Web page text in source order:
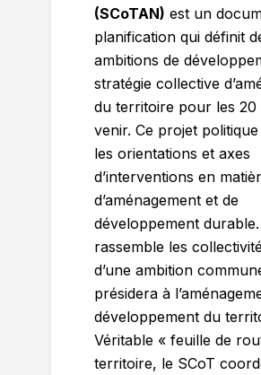
(SCoTAN) est un
planification qui définit
ambitions de
stratégie collective
du territoire pour les 20
venir. Ce projet
les orientations et axes
d’interventions en
d’aménagement et de
développement
rassemble les
d’une ambition
présidera à
développement du
Véritable « feuille de
territoire, le SCoT